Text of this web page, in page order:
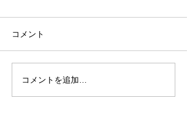
コメント
コメントを追加…